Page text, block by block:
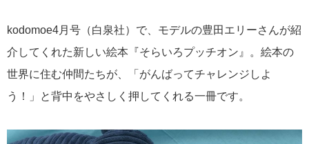
kodomoe4月号（白泉社）で、モデルの豊田エリーさんが紹
介してくれた新しい絵本『そらいろプッチオン』。絵本の
世界に住む仲間たちが、「がんばってチャレンジしよ
う！」と背中をやさしく押してくれる一冊です。